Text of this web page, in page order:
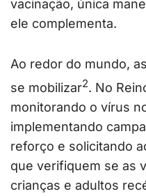
vacinação, única
ele complementa.
Ao redor do mundo,
se mobilizar2. No
monitorando o vírus
implementando
reforço e solicitando
que verifiquem se as
crianças e adultos